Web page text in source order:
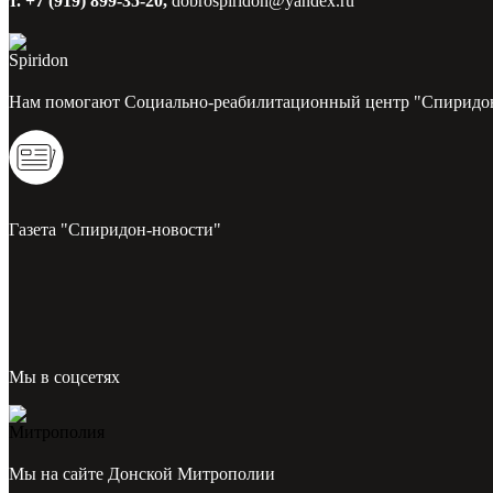
Нам помогают Социально-реабилитационный центр
Газета "Спиридон-новости"
Мы в соцсетях
Мы на сайте Донской Митрополии